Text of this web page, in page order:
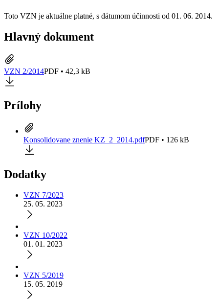
Toto VZN je aktuálne platné, s dátumom účinnosti od 01. 06. 2014.
Hlavný dokument
VZN 2/2014PDF • 42,3 kB
Prílohy
Konsolidovane znenie KZ_2_2014.pdfPDF • 126 kB
Dodatky
VZN 7/2023
25. 05. 2023
VZN 10/2022
01. 01. 2023
VZN 5/2019
15. 05. 2019